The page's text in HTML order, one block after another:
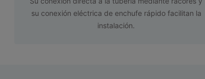
su conexión eléctrica de enchufe rápido facilitan la
instalación.